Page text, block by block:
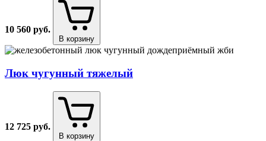
10 560 руб.
В корзину
Люк чугунный тяжелый
12 725 руб.
В корзину